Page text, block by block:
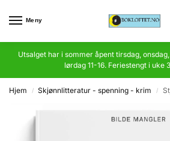
Meny
Utsalget har i sommer åpent tirsdag,
lørdag 11-16. Feriestengt i uke
Hjem / Skjønnlitteratur - spenning - krim /